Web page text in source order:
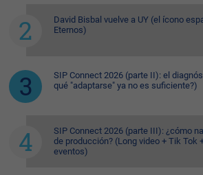
David Bisbal vuelve a UY (el ícono
Eternos)
SIP Connect 2026 (parte II): el
qué "adaptarse" ya no es suficiente?)
SIP Connect 2026 (parte III): ¿cómo
de producción? (Long video + Tik Tok
eventos)